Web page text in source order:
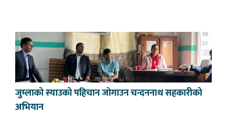
जुम्लाको स्याउको पहिचान जोगाउन चन्दननाथ सहकारीको
अभियान